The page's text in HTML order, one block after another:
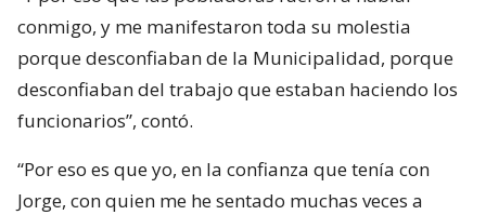
conmigo, y me manifestaron toda su molestia
porque desconfiaban de la Municipalidad, porque
desconfiaban del trabajo que estaban haciendo los
funcionarios”, contó.
“Por eso es que yo, en la confianza que tenía con
Jorge, con quien me he sentado muchas veces a